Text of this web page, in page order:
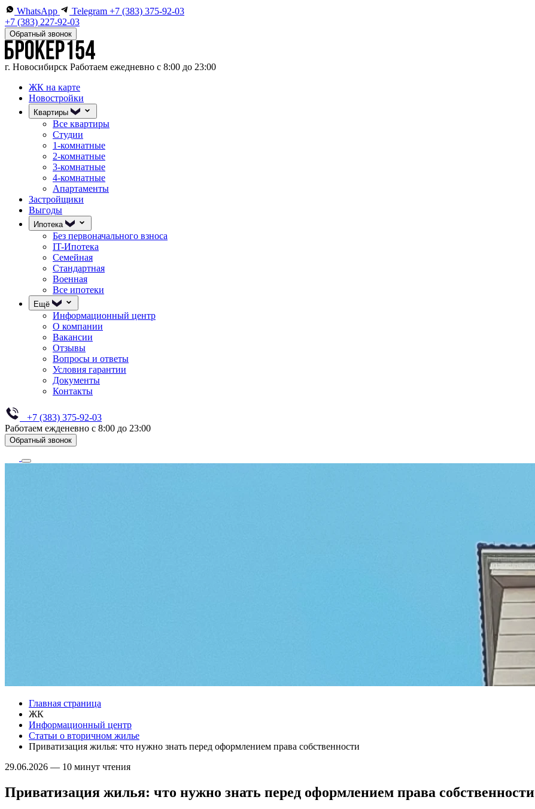
WhatsApp Telegram +7 (383) 375-92-03
+7 (383) 227-92-03
Обратный звонок
г. Новосибирск Работаем ежедневно с 8:00 до 23:00
ЖК на карте
Новостройки
Квартиры
Все квартиры
Студии
1-комнатные
2-комнатные
3-комнатные
4-комнатные
Апартаменты
Застройщики
Выгоды
Ипотека
Без первоначального взноса
IT-Ипотека
Семейная
Стандартная
Военная
Все ипотеки
Ещё
Информационный центр
О компании
Вакансии
Отзывы
Вопросы и ответы
Условия гарантии
Документы
Контакты
+7 (383) 375-92-03
Работаем ежденевно с 8:00 до 23:00
Обратный звонок
Главная страница
ЖК
Информационный центр
Статьи о вторичном жилье
Приватизация жилья: что нужно знать перед оформлением права собственности
29.06.2026 — 10 минут чтения
Приватизация жилья: что нужно знать перед оформлением права собственности